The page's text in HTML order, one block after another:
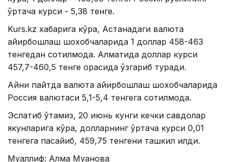
ўртача курси - 5,38 тенге.
Kurs.kz хабарига кўра, Астанадаги валюта
айирбошлаш шохобчаларида 1 доллар 458-463
тенгедан сотилмоқда. Алматида доллар курси
457,7-460,5 тенге орасида ўзгариб туради.
Айни пайтда валюта айирбошлаш шохобчаларида
Россия валютаси 5,1-5,4 тенгега сотилмоқда.
Эслатиб ўтамиз, 20 июнь кунги кечки савдолар
якунларига кўра, долларнинг ўртача курси 0,01
тенгега пасайиб, 459,75 тенгени ташкил қилди.
Муаллиф: Алма Муқанова